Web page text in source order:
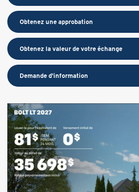
Obtenez une approbation
Obtenez la valeur de votre échange
Demande d'information